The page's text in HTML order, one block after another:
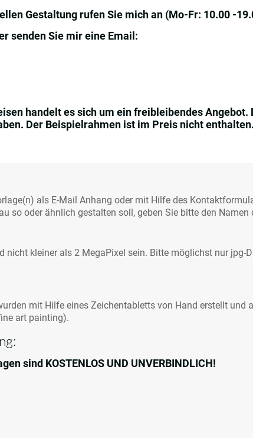
Gestaltung rufen Sie mich an (Mo-Fr: 10.00 -
senden Sie mir eine Email:
handelt es sich um ein freibleibendes Angebot.
Der Beispielrahmen ist im Preis nicht enthalten.
als E-Mail Anhang oder mit Hilfe des
so oder ähnlich gestalten soll, geben Sie bitte den Namen
nicht kleiner als 2 MegaPixel sein. Bitte möglichst nur
mit Hilfe eines Zeichentabletts von Hand erstellt
art painting).
sind KOSTENLOS UND UNVERBINDLICH!